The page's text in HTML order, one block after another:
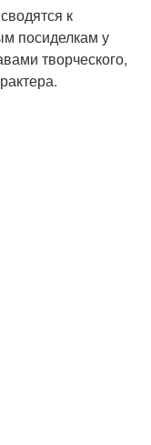
к
посиделкам у
творческого,